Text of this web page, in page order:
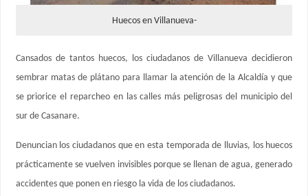
Huecos en Villanueva-
Cansados de tantos huecos, los ciudadanos de Villanueva decidieron
sembrar matas de plátano para llamar la atención de la Alcaldía y que
se priorice el reparcheo en las calles más peligrosas del municipio del
sur de Casanare.
Denuncian los ciudadanos que en esta temporada de lluvias, los huecos
prácticamente se vuelven invisibles porque se llenan de agua, generado
accidentes que ponen en riesgo la vida de los ciudadanos.